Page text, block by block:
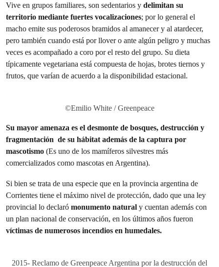
Vive en grupos familiares, son sedentarios y delimitan su
territorio mediante fuertes vocalizaciones; por lo general el
macho emite sus poderosos bramidos al amanecer y al atardecer,
pero también cuando está por llover o ante algún peligro y muchas
veces es acompañado a coro por el resto del grupo. Su dieta
típicamente vegetariana está compuesta de hojas, brotes tiernos y
frutos, que varían de acuerdo a la disponibilidad estacional.
©Emilio White / Greenpeace
Su mayor amenaza es el desmonte de bosques, destrucción y
fragmentación de su hábitat además de la captura por
mascotismo (Es uno de los mamíferos silvestres más
comercializados como mascotas en Argentina).
Si bien se trata de una especie que en la provincia argentina de
Corrientes tiene el máximo nivel de protección, dado que una ley
provincial lo declaró monumento natural y cuentan además con
un plan nacional de conservación, en los últimos años fueron
víctimas de numerosos incendios en humedales.
2015- Reclamo de Greenpeace Argentina por la destrucción del